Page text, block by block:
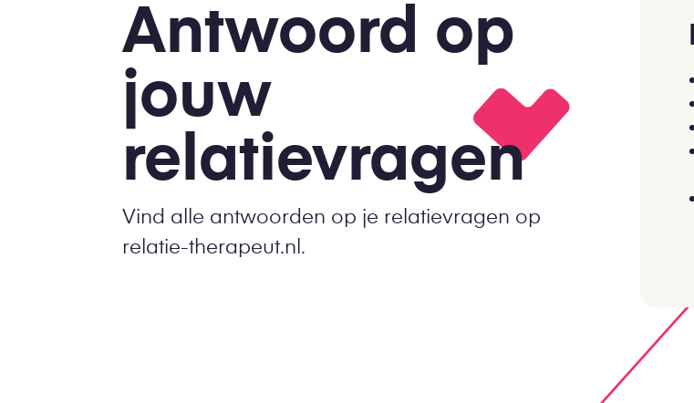
Antwoord op
jouw
relatievragen
Vind alle antwoorden op je relatievragen op
relatie-therapeut.nl.